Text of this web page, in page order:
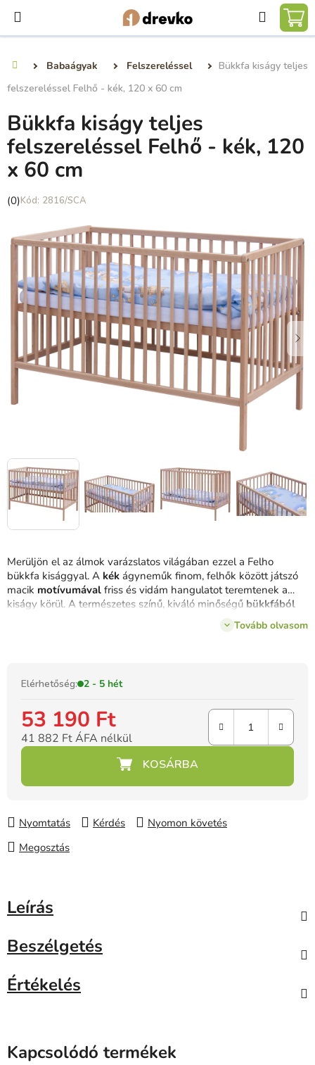
fő
Babaágyak Felszereléssel
Bükkfa kiságy teljes
felszereléssel Felhő - kék, 120 x 60 cm
Merüljön el az álmok varázslatos világában ezzel a Felho
bükkfa kisággyal. A kék ágyneműk finom, felhők között játszó
macik motívumával friss és vidám hangulatot teremtenek a
kiságy körül. A természetes színű, kiváló minőségű bükkfából
állítható rácsozattal és
rendelkezik, amelyek biztonságot
Tovább olvasom
Elérhetőség: 2 - 5 hét
53 190 Ft
41 882 Ft ÁFA nélkül
Nyomtatás Kérdés
Nyomon követés
Megosztás
Bükkfa kiságy teljes
felszereléssel Felhő - kék, 120
x 60 cm
A
értékelése
0,0
csillag.
(0) 2816/SCA
Leírás
Beszélgetés
Értékelés
Kapcsolódó termékek